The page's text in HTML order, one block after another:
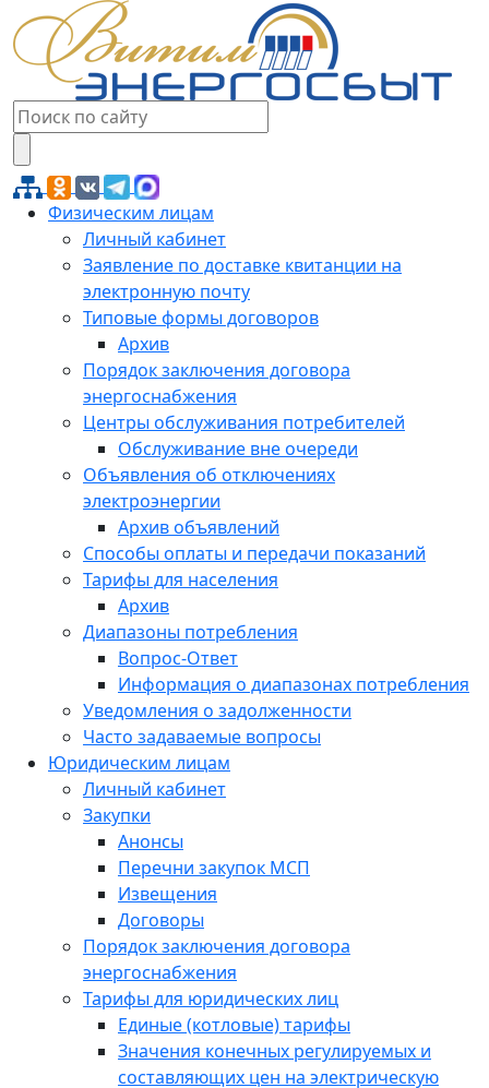
Физическим лицам
Личный кабинет
Заявление по доставке квитанции на
электронную почту
Типовые формы договоров
Архив
Порядок заключения договора
энергоснабжения
Центры обслуживания потребителей
Обслуживание вне очереди
Объявления об отключениях
электроэнергии
Архив объявлений
Способы оплаты и передачи показаний
Тарифы для населения
Архив
Диапазоны потребления
Вопрос-Ответ
Информация о диапазонах потребления
Уведомления о задолженности
Часто задаваемые вопросы
Юридическим лицам
Личный кабинет
Закупки
Анонсы
Перечни закупок МСП
Извещения
Договоры
Порядок заключения договора
энергоснабжения
Тарифы для юридических лиц
Единые (котловые) тарифы
Значения конечных регулируемых и
составляющих цен на электрическую